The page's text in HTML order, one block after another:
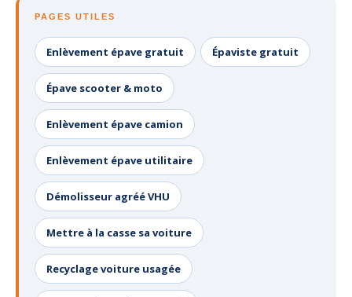
PAGES UTILES
Enlèvement épave gratuit Épaviste gratuit
Épave scooter & moto
Enlèvement épave camion
Enlèvement épave utilitaire
Démolisseur agréé VHU
Mettre à la casse sa voiture
Recyclage voiture usagée